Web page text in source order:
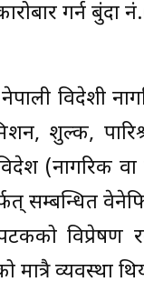
गर्न
नेपाली विदेशी
शुल्क,
(नागरिक वा
सम्बन्धित
विप्रेषण
मात्रै व्यवस्था